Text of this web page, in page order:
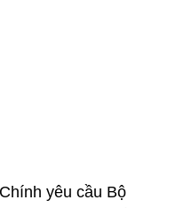
yêu cầu Bộ